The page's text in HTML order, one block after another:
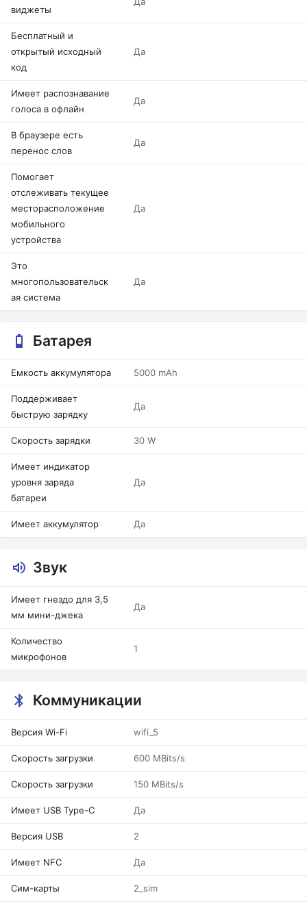
виджеты
Бесплатный и
открытый исходный
код
Да
Имеет распознавание
голоса в офлайн
Да
В браузере есть
перенос слов
Да
Помогает
отслеживать текущее
месторасположение
мобильного
устройства
Да
Это
многопользовательск
ая система
Да
Батарея
Емкость аккумулятора 5000 mAh
Поддерживает
быструю зарядку
Да
Скорость зарядки 30 W
Имеет индикатор
уровня заряда
батареи
Да
Имеет аккумулятор Да
Звук
Имеет гнездо для 3,5
мм мини-джека
Да
Количество
микрофонов
1
Коммуникации
Версия Wi-Fi wifi_5
Скорость загрузки 600 MBits/s
Скорость загрузки 150 MBits/s
Имеет USB Type-C Да
Версия USB 2
Имеет NFC Да
Сим-карты 2_sim